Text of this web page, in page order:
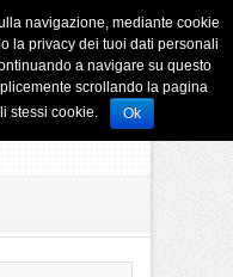
navigazione, mediante cookie
la privacy dei tuoi dati personali
a navigare su questo
scrollando la pagina
stessi cookie.
Ok